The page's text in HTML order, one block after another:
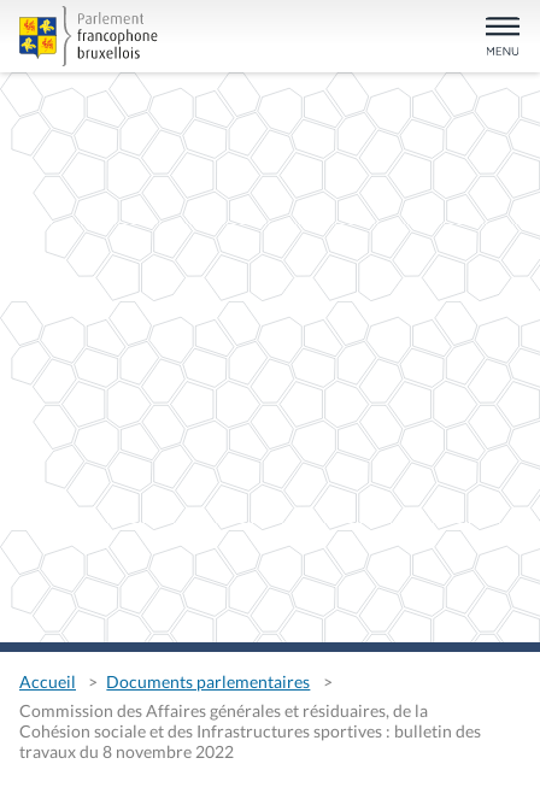
Accueil
Documents parlementaires
Commission des Affaires générales et résiduaires, de la
Cohésion sociale et des Infrastructures sportives : bulletin des
travaux du 8 novembre 2022